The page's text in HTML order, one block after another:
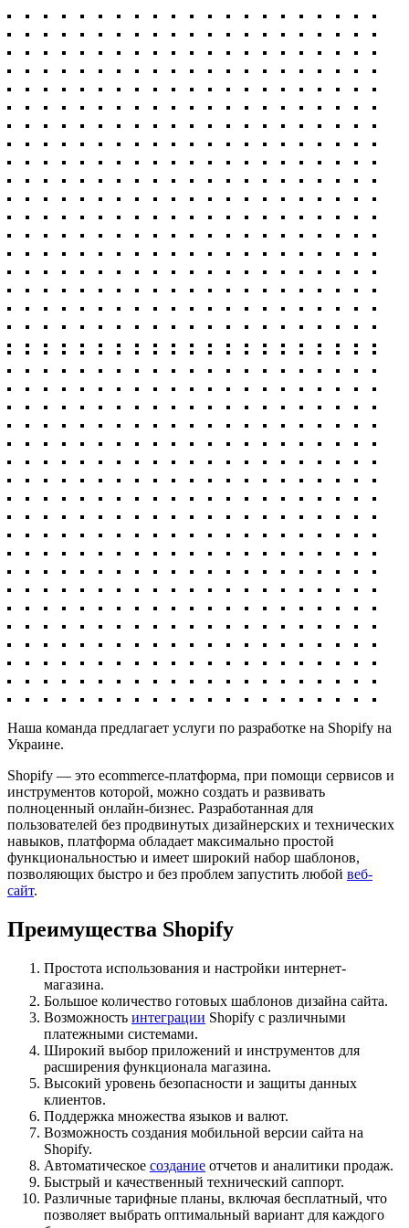
Наша команда предлагает услуги по разработке на Shopify на
Украине.
Shopify — это ecommerce-платформа, при помощи сервисов и
инструментов которой, можно создать и развивать
полноценный онлайн-бизнес. Разработанная для
пользователей без продвинутых дизайнерских и технических
навыков, платформа обладает максимально простой
функциональностью и имеет широкий набор шаблонов,
позволяющих быстро и без проблем запустить любой веб-
сайт.
Преимущества Shopify
Простота использования и настройки интернет-
магазина.
Большое количество готовых шаблонов дизайна сайта.
Возможность интеграции Shopify с различными
платежными системами.
Широкий выбор приложений и инструментов для
расширения функционала магазина.
Высокий уровень безопасности и защиты данных
клиентов.
Поддержка множества языков и валют.
Возможность создания мобильной версии сайта на
Shopify.
Автоматическое создание отчетов и аналитики продаж.
Быстрый и качественный технический саппорт.
Различные тарифные планы, включая бесплатный, что
позволяет выбрать оптимальный вариант для каждого